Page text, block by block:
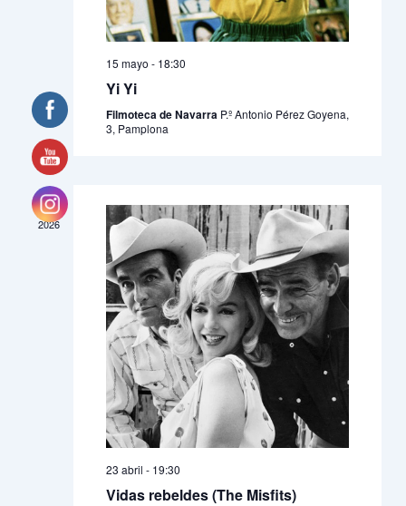
15 mayo - 18:30
Yi Yi
Filmoteca de Navarra P.º Antonio Pérez Goyena,
3, Pamplona
ABR
23
2026
23 abril - 19:30
Vidas rebeldes (The Misfits)